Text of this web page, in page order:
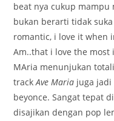
beat nya cukup mampu
bukan berarti tidak
romantic, i love it when
Am..that i love the most
MAria menunjukan
trackAve Maria juga jadi
beyonce. Sangat tepat
disajikan dengan pop